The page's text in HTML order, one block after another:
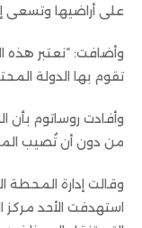
على أراضيها وتسعى
وأضافت: “نعتبر هذه
تقوم بها الدولة
وأفادت روساتوم بأن
من دون أن تُصيب
وقالت إدارة المحطة
استهدفت الأحد مركز